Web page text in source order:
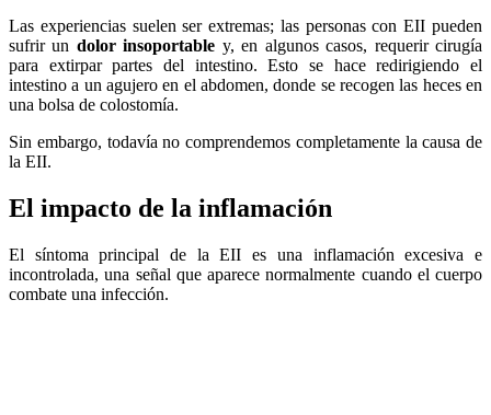
Las experiencias suelen ser extremas; las personas con EII pueden
sufrir un dolor insoportable y, en algunos casos, requerir cirugía
para extirpar partes del intestino. Esto se hace redirigiendo el
intestino a un agujero en el abdomen, donde se recogen las heces en
una bolsa de colostomía.
Sin embargo, todavía no comprendemos completamente la causa de
la EII.
El impacto de la inflamación
El síntoma principal de la EII es una inflamación excesiva e
incontrolada, una señal que aparece normalmente cuando el cuerpo
combate una infección.